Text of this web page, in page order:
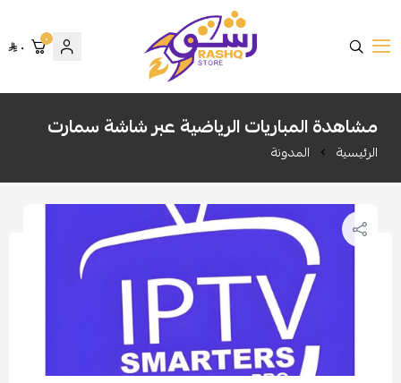
متجر رشق
٠ ٠
مشاهدة المباريات الرياضية عبر شاشة سمارت
الرئيسية المدونة